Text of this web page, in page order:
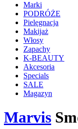
Marki
PODRÓŻE
Pielęgnacja
Makijaż
Włosy
Zapachy
K-BEAUTY
Akcesoria
Specials
SALE
Magazyn
Marvis